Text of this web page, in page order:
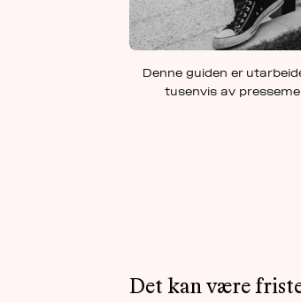
Denne guiden er
tusenvis av
Det kan være